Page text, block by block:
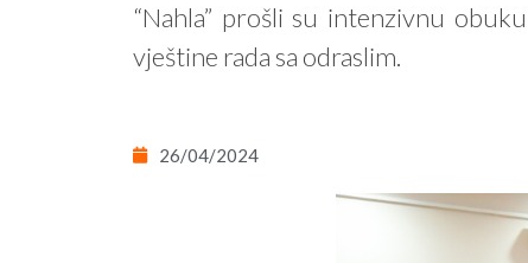
“Nahla” prošli su intenzivnu
vještine rada sa odraslim.
26/04/2024